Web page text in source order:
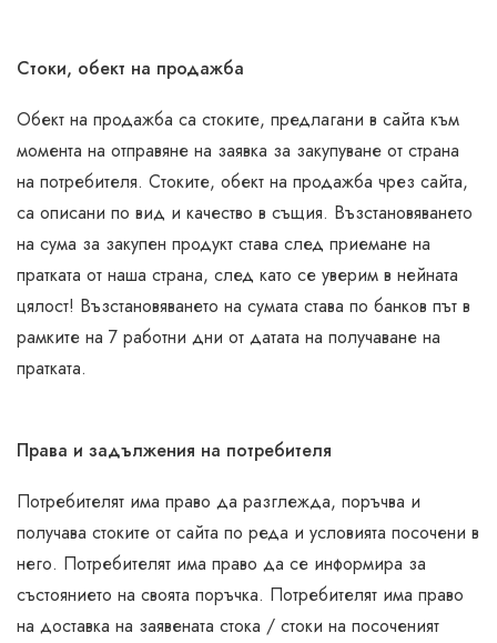
Стоки, обект на продажба
Обект на продажба са стоките, предлагани в сайта към
момента на отправяне на заявка за закупуване от страна
на потребителя. Стоките, обект на продажба чрез сайта,
са описани по вид и качество в същия. Възстановяването
на сума за закупен продукт става след приемане на
пратката от наша страна, след като се уверим в нейната
цялост! Възстановяването на сумата става по банков път в
рамките на 7 работни дни от датата на получаване на
пратката.
Права и задължения на потребителя
Потребителят има право да разглежда, поръчва и
получава стоките от сайта по реда и условията посочени в
него. Потребителят има право да се информира за
състоянието на своята поръчка. Потребителят има право
на доставка на заявената стока / стоки на посоченият